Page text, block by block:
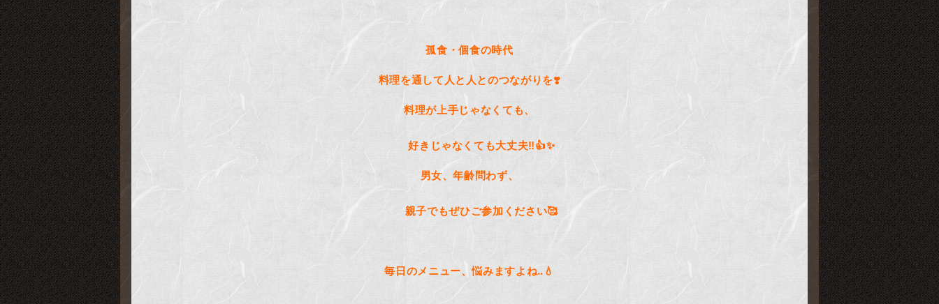
孤食・個食の時代
料理を通して人と人とのつながりを❣
料理が上手じゃなくても、
好きじゃなくても大丈夫‼️👍✨
男女、年齢問わず、
親子でもぜひご参加ください🥰
毎日のメニュー、悩みますよね‥ 💧